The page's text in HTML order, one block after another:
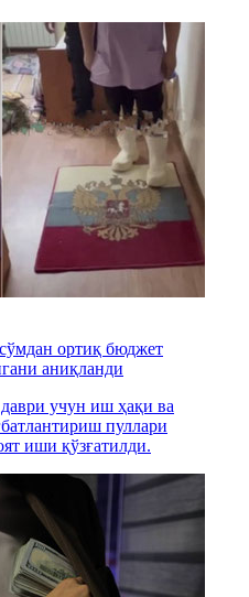
ортиқ бюджет
аниқланди
учун иш ҳақи ва
пуллари
иши қўзғатилди.